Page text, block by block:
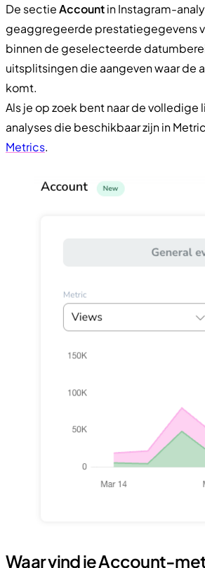
De sectieAccountin Instagram-
geaggregeerde prestatiegegevens
binnen de geselecteerde
uitsplitsingen die aangeven waar de
komt.
Als je op zoek bent naar de volledige
analyses die beschikbaar zijn in
Metrics.
Waar vind je Account-